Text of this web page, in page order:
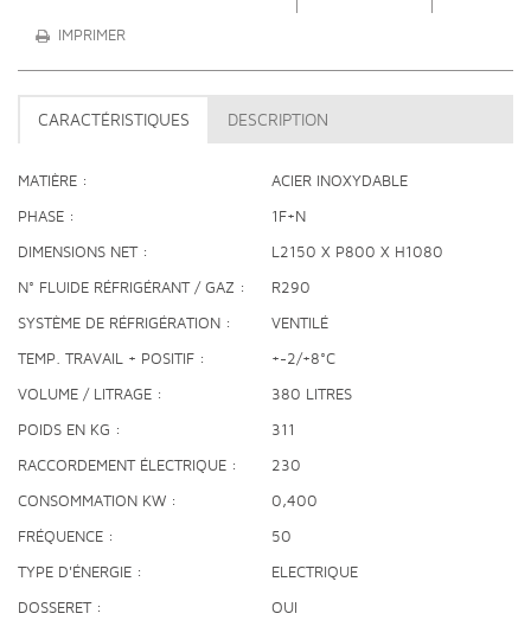
IMPRIMER
CARACTÉRISTIQUES DESCRIPTION
MATIÈRE ACIER INOXYDABLE
PHASE 1F+N
DIMENSIONS NET L2150 X P800 X H1080
N° FLUIDE RÉFRIGÉRANT / GAZ R290
SYSTÈME DE RÉFRIGÉRATION VENTILÉ
TEMP. TRAVAIL + POSITIF +-2/+8°C
VOLUME / LITRAGE 380 LITRES
POIDS EN KG 311
RACCORDEMENT ÉLECTRIQUE 230
CONSOMMATION KW 0,400
FRÉQUENCE 50
TYPE D'ÉNERGIE ELECTRIQUE
DOSSERET OUI